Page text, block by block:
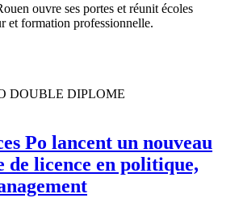
ouvre ses portes et réunit écoles
et formation professionnelle.
Po lancent un nouveau
de licence en politique,